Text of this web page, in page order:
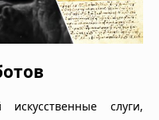
слуги,